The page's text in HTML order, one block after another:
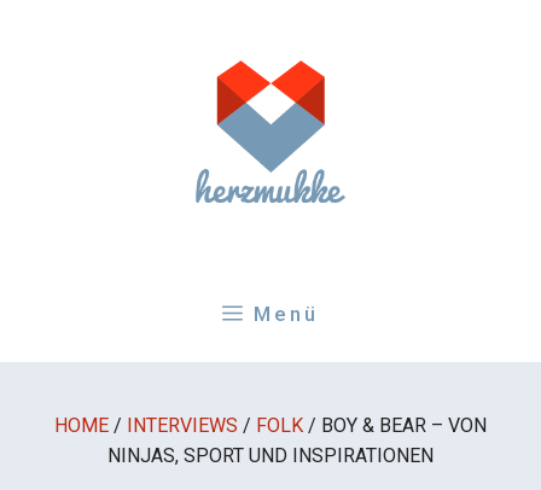
Menü
HOME / INTERVIEWS / FOLK / BOY & BEAR – VON
NINJAS, SPORT UND INSPIRATIONEN